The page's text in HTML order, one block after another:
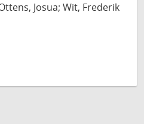
Josua; Wit, Frederik